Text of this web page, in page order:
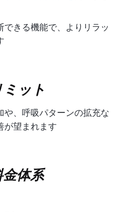
できる機能で、よりリラッ
ット
や、呼吸パターンの拡充な
が望まれます
体系